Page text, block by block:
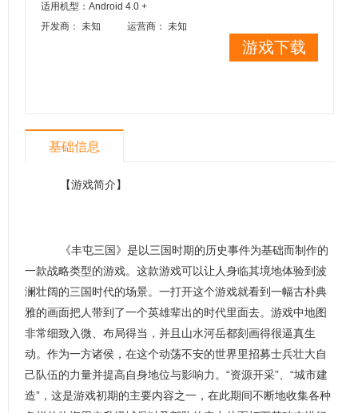
适用机型：Android 4.0 +
开发商： 未知
运营商： 未知
游戏下载
基础信息
【游戏简介】
《丰屯三国》是以三国时期的历史事件为基础而制作的
一款战略类型的游戏。这款游戏可以让人身临其境地体验到波
澜壮阔的三国时代的场景。一打开这个游戏就看到一幅古朴典
雅的画面把人带到了一个英雄辈出的时代里面去。游戏中地图
非常细致入微、布局得当，并且山水河岳都刻画得很逼真生
动。作为一方诸侯，在这个动荡不安的世界里招募士兵壮大自
己队伍的力量并提高自身地位与影响力。“资源开采”、“城市建
造”，这是游戏初期的主要内容之一，在此期间不断地收集各种